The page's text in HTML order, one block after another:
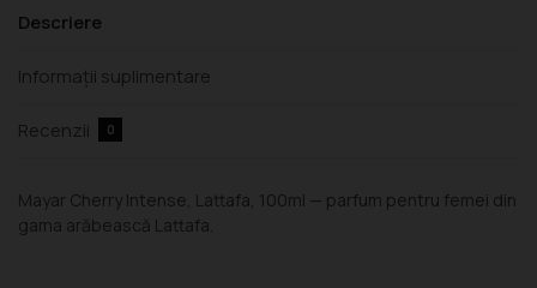
Descriere
Informații suplimentare
Recenzii 0
Mayar Cherry Intense, Lattafa, 100ml — parfum pentru femei din
gama arăbească Lattafa.